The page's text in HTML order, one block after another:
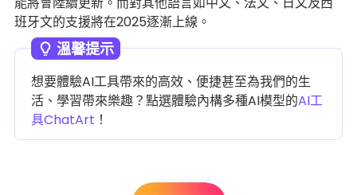
班牙文的支援將在2025逐漸上線。
溫馨提示
想要體驗AI工具帶來的高效、便捷甚至為我們的生
活、學習帶來樂趣？點選體驗內構多種AI模型的AI工
具ChatArt ！